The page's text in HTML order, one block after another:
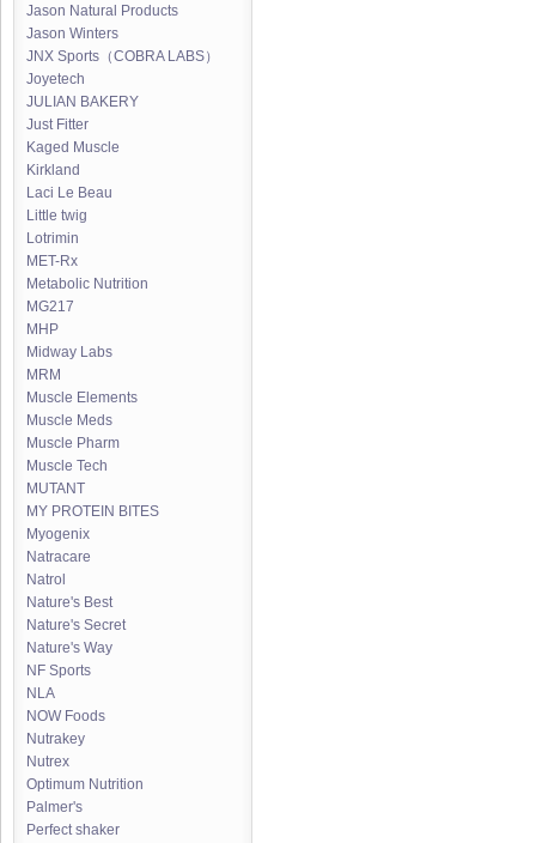
Jason Natural Products
Jason Winters
JNX Sports（COBRA LABS）
Joyetech
JULIAN BAKERY
Just Fitter
Kaged Muscle
Kirkland
Laci Le Beau
Little twig
Lotrimin
MET-Rx
Metabolic Nutrition
MG217
MHP
Midway Labs
MRM
Muscle Elements
Muscle Meds
Muscle Pharm
Muscle Tech
MUTANT
MY PROTEIN BITES
Myogenix
Natracare
Natrol
Nature's Best
Nature's Secret
Nature's Way
NF Sports
NLA
NOW Foods
Nutrakey
Nutrex
Optimum Nutrition
Palmer's
Perfect shaker